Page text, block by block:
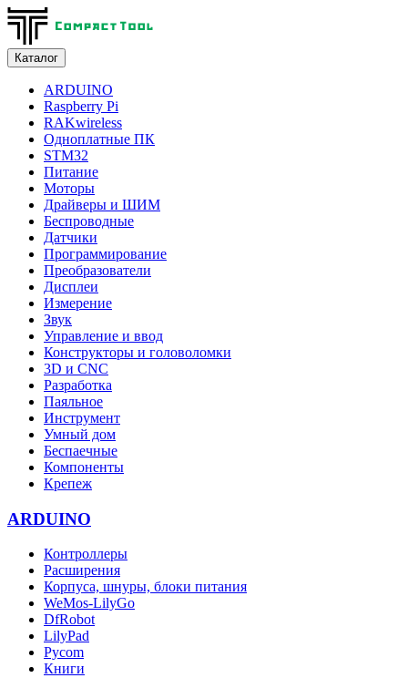
Каталог
ARDUINO
Raspberry Pi
RAKwireless
Одноплатные ПК
STM32
Питание
Моторы
Драйверы и ШИМ
Беспроводные
Датчики
Программирование
Преобразователи
Дисплеи
Измерение
Звук
Управление и ввод
Конструкторы и головоломки
3D и CNC
Разработка
Паяльное
Инструмент
Умный дом
Беспаечные
Компоненты
Крепеж
ARDUINO
Контроллеры
Расширения
Корпуса, шнуры, блоки питания
WeMos-LilyGo
DfRobot
LilyPad
Pycom
Книги